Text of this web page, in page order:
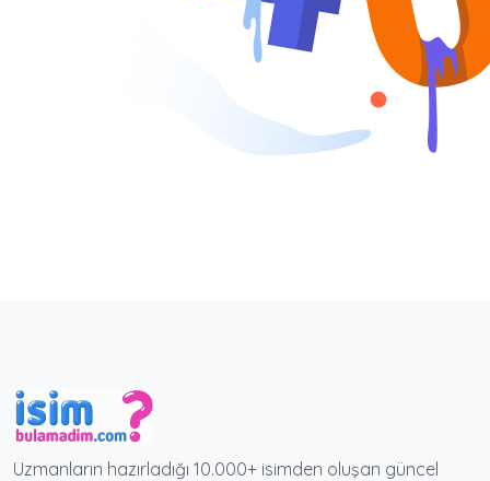
Uzmanların hazırladığı 10.000+ isimden oluşan güncel